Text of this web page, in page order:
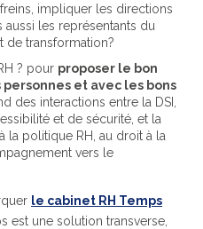
impliquer les directions
les représentants du
de transformation?
? pour proposer le bon
personnes et avec les bons
des interactions entre la DSI,
et de sécurité, et la
la politique RH, au droit à la
vers le
le cabinet RH Temps
est une solution transverse,